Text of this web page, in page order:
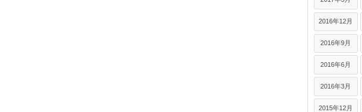
2016年12月
2016年9月
2016年6月
2016年3月
2015年12月